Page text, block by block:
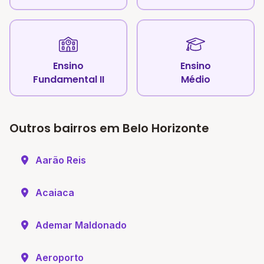
Ensino
Fundamental II
Ensino
Médio
Outros bairros em Belo Horizonte
Aarão Reis
Acaiaca
Ademar Maldonado
Aeroporto